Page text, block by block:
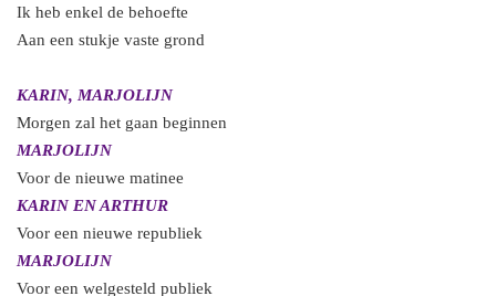
Ik heb enkel de behoefte
Aan een stukje vaste grond
KARIN, MARJOLIJN
Morgen zal het gaan beginnen
MARJOLIJN
Voor de nieuwe matinee
KARIN EN ARTHUR
Voor een nieuwe republiek
MARJOLIJN
Voor een welgesteld publiek